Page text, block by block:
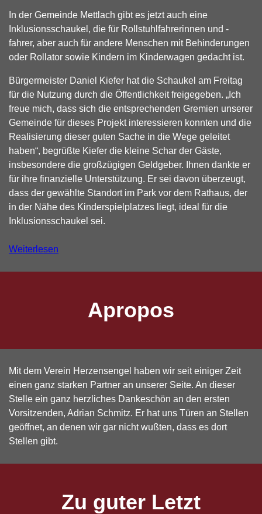
In der Gemeinde Mettlach gibt es jetzt auch eine
Inklusionsschaukel, die für Rollstuhlfahrerinnen und -
fahrer, aber auch für andere Menschen mit Behinderungen
oder Rollator sowie Kindern im Kinderwagen gedacht ist.
Bürgermeister Daniel Kiefer hat die Schaukel am Freitag
für die Nutzung durch die Öffentlichkeit freigegeben. „Ich
freue mich, dass sich die entsprechenden Gremien unserer
Gemeinde für dieses Projekt interessieren konnten und die
Realisierung dieser guten Sache in die Wege geleitet
haben“, begrüßte Kiefer die kleine Schar der Gäste,
insbesondere die großzügigen Geldgeber. Ihnen dankte er
für ihre finanzielle Unterstützung. Er sei davon überzeugt,
dass der gewählte Standort im Park vor dem Rathaus, der
in der Nähe des Kinderspielplatzes liegt, ideal für die
Inklusionsschaukel sei.
Weiterlesen
Apropos
Mit dem Verein Herzensengel haben wir seit einiger Zeit
einen ganz starken Partner an unserer Seite. An dieser
Stelle ein ganz herzliches Dankeschön an den ersten
Vorsitzenden, Adrian Schmitz. Er hat uns Türen an Stellen
geöffnet, an denen wir gar nicht wußten, dass es dort
Stellen gibt.
Zu guter Letzt